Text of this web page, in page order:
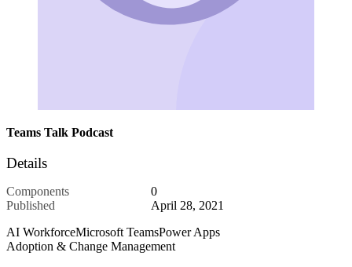
Teams Talk Podcast
Details
Components
0
Published
April 28, 2021
AI WorkforceMicrosoft TeamsPower Apps
Adoption & Change Management